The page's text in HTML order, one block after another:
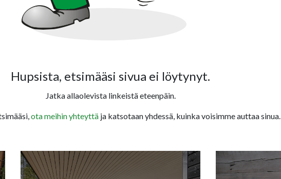
Hupsista, etsimääsi sivua ei löytynyt.
Jatka allaolevista linkeistä eteenpäin.
ota meihin yhteyttä ja katsotaan yhdessä, kuinka voisimme auttaa sinua.